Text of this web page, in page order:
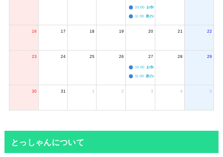
10:00 お寺のジャグリング教室
11:00 夜のボードゲーム会
16 17 18 19 20 21 22
23 24 25 26 27
10:00 お寺のジャグリング教室
11:00 夜のボードゲーム会
28 29
30 31 1 2 3 4 5
とっしゃんについて